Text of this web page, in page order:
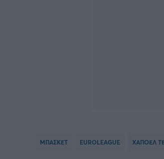
ΜΠΑΣΚΕΤ EUROLEAGUE ΧΑΠΟΕΛ